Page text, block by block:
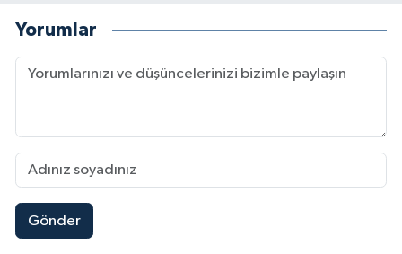
Yorumlar
Gönder